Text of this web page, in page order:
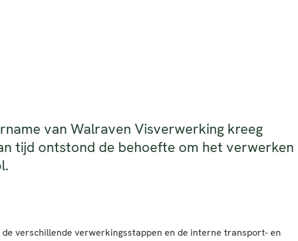
van Walraven Visverwerking kreeg
tijd ontstond de behoefte om het verwerken
verschillende verwerkingsstappen en de interne transport- en